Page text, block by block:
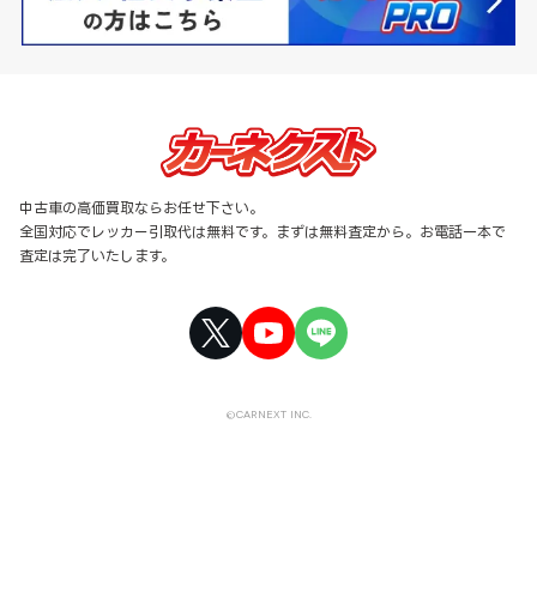
中古車の高価買取ならお任せ下さい。
全国対応でレッカー引取代は無料です。まずは無料査定から。お電話一本で
査定は完了いたします。
©CARNEXT INC.